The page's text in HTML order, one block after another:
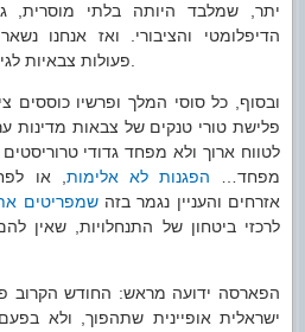
יתר, שמלבד היותה בלתי מוסרית,
הדיפלומטי והציבורי. ואז אנחנו
ובסוף, כל סוסי המלך ופרשיו כוססים
פלישת טורי טנקים של צבאות
לטווח ארוך ולא מפחד גדודי
מפחד… הפגנות לא אלימות , או
אזרחים והעניין נגמר בזהשמפריטים
לרכזי ביטחון של התנחלויות, שאין
הפארסה ידועה מראש: החודש הקרוב
ישראלית אופיינית שתהפוך, ולא